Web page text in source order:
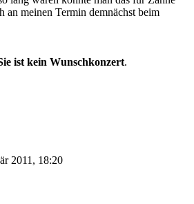
an meinen Termin demnächst beim
ist kein Wunschkonzert.
2011, 18:20